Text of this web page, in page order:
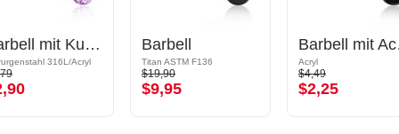
Barbell mit Kugeln
316L/Acryl
Barbell
Titan ASTM F136
$19,90
$9,95
Acryl
$4,49
$2,25